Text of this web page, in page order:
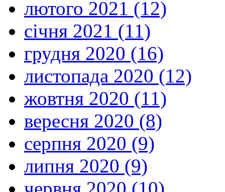
лютого 2021 (12)
січня 2021 (11)
грудня 2020 (16)
листопада 2020 (12)
жовтня 2020 (11)
вересня 2020 (8)
серпня 2020 (9)
липня 2020 (9)